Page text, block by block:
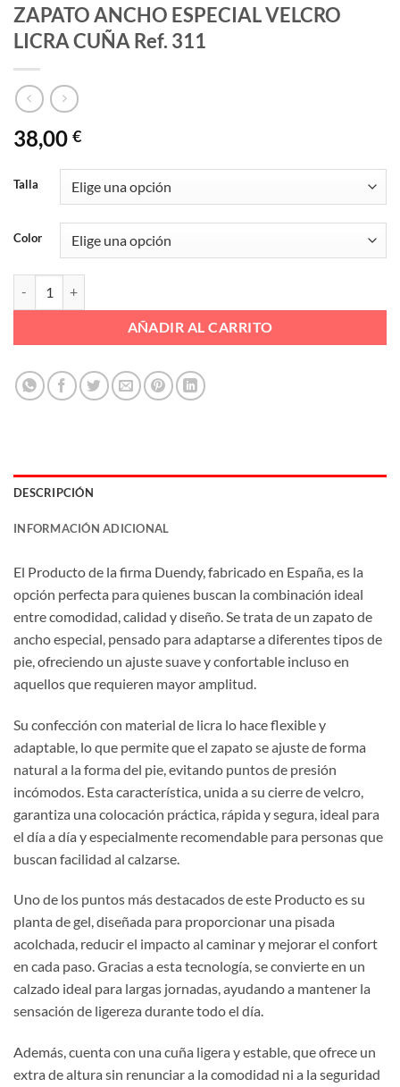
ZAPATO ANCHO ESPECIAL VELCRO
LICRA CUÑA Ref. 311
38,00 €
Talla
Color
AÑADIR AL CARRITO
DESCRIPCIÓN
INFORMACIÓN ADICIONAL
El Producto de la firma Duendy, fabricado en España, es la
opción perfecta para quienes buscan la combinación ideal
entre comodidad, calidad y diseño. Se trata de un zapato de
ancho especial, pensado para adaptarse a diferentes tipos de
pie, ofreciendo un ajuste suave y confortable incluso en
aquellos que requieren mayor amplitud.
Su confección con material de licra lo hace flexible y
adaptable, lo que permite que el zapato se ajuste de forma
natural a la forma del pie, evitando puntos de presión
incómodos. Esta característica, unida a su cierre de velcro,
garantiza una colocación práctica, rápida y segura, ideal para
el día a día y especialmente recomendable para personas que
buscan facilidad al calzarse.
Uno de los puntos más destacados de este Producto es su
planta de gel, diseñada para proporcionar una pisada
acolchada, reducir el impacto al caminar y mejorar el confort
en cada paso. Gracias a esta tecnología, se convierte en un
calzado ideal para largas jornadas, ayudando a mantener la
sensación de ligereza durante todo el día.
Además, cuenta con una cuña ligera y estable, que ofrece un
extra de altura sin renunciar a la comodidad ni a la seguridad